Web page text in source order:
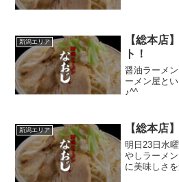
新潟エリア
【総本店
ト！
醤油ラーメ
ーメン屋と
♪^^
新潟エリア 【総本店
明日23日水
やしラーメ
に美味しさ